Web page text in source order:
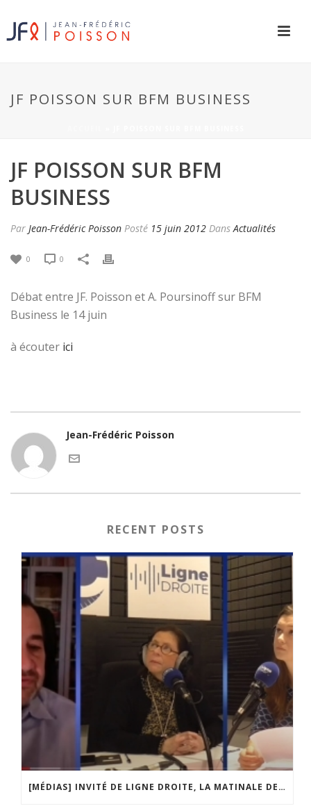
JF POISSON SUR BFM BUSINESS
JF POISSON SUR BFM
BUSINESS
Par Jean-Frédéric Poisson Posté 15 juin 2012 DansActualités
0 0
Débat entre JF. Poisson et A. Poursinoff sur BFM
Business le 14 juin
à écouter ici
Jean-Frédéric Poisson
RECENT POSTS
[MÉDIAS] INVITÉ DE LIGNE DROITE, LA MATINALE DE RADIO COURTOISIE